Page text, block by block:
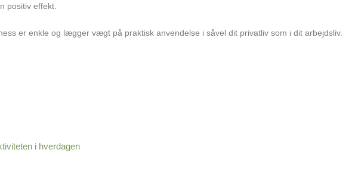
positiv effekt.
er enkle og lægger vægt på praktisk anvendelse i såvel dit privatliv som i dit arbejdsliv.
i hverdagen